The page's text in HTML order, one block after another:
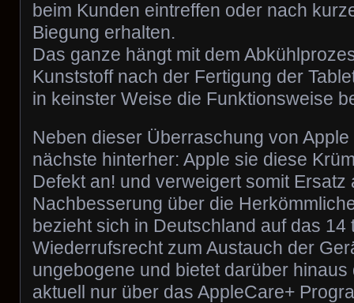
beim Kunden eintreffen oder nach
Biegung erhalten.
Das ganze hängt mit dem
Kunststoff nach der Fertigung der
in keinster Weise die Funktionsweise
Neben dieser Überraschung von
nächste hinterher: Apple sie diese
Defekt an! und verweigert somit Ersatz
Nachbesserung über die
bezieht sich in Deutschland auf das 14
Wiederrufsrecht zum Austauch der
ungebogene und bietet darüber hinaus
aktuell nur über das AppleCare+